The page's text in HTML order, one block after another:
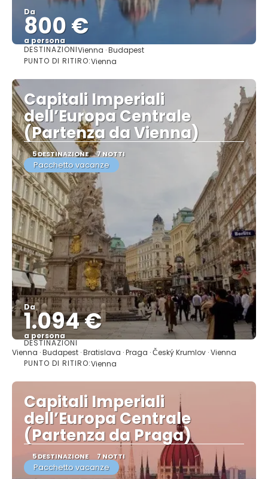
Da
800 €
a persona
Vedere
DESTINAZIONIVienna · Budapest
PUNTO DI RITIRO:Vienna
Capitali Imperiali
dell’Europa Centrale
(Partenza da Vienna)
5 DESTINAZIONE 7 NOTTI
Pacchetto vacanze
Da
1.094 €
a persona
Vedere
DESTINAZIONI
Vienna · Budapest · Bratislava · Praga · Český Krumlov · Vienna
PUNTO DI RITIRO:Vienna
Capitali Imperiali
dell’Europa Centrale
(Partenza da Praga)
5 DESTINAZIONE 7 NOTTI
Pacchetto vacanze